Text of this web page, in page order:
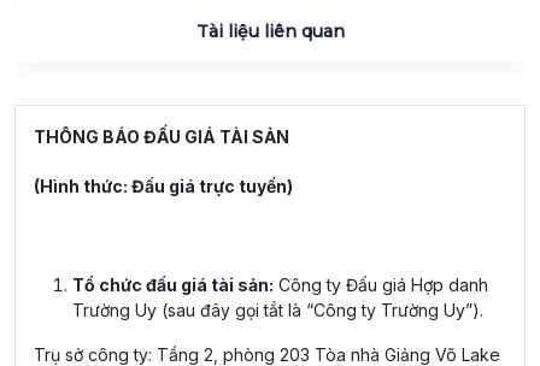
Tài liệu liên quan
THÔNG BÁO ĐẤU GIÁ TÀI SẢN
(Hình thức: Đấu giá trực tuyến)
Tổ chức đấu giá tài sản: Công ty Đấu giá Hợp danh
Trường Uy (sau đây gọi tắt là “Công ty Trường Uy”).
Trụ sở công ty: Tầng 2, phòng 203 Tòa nhà Giảng Võ Lake